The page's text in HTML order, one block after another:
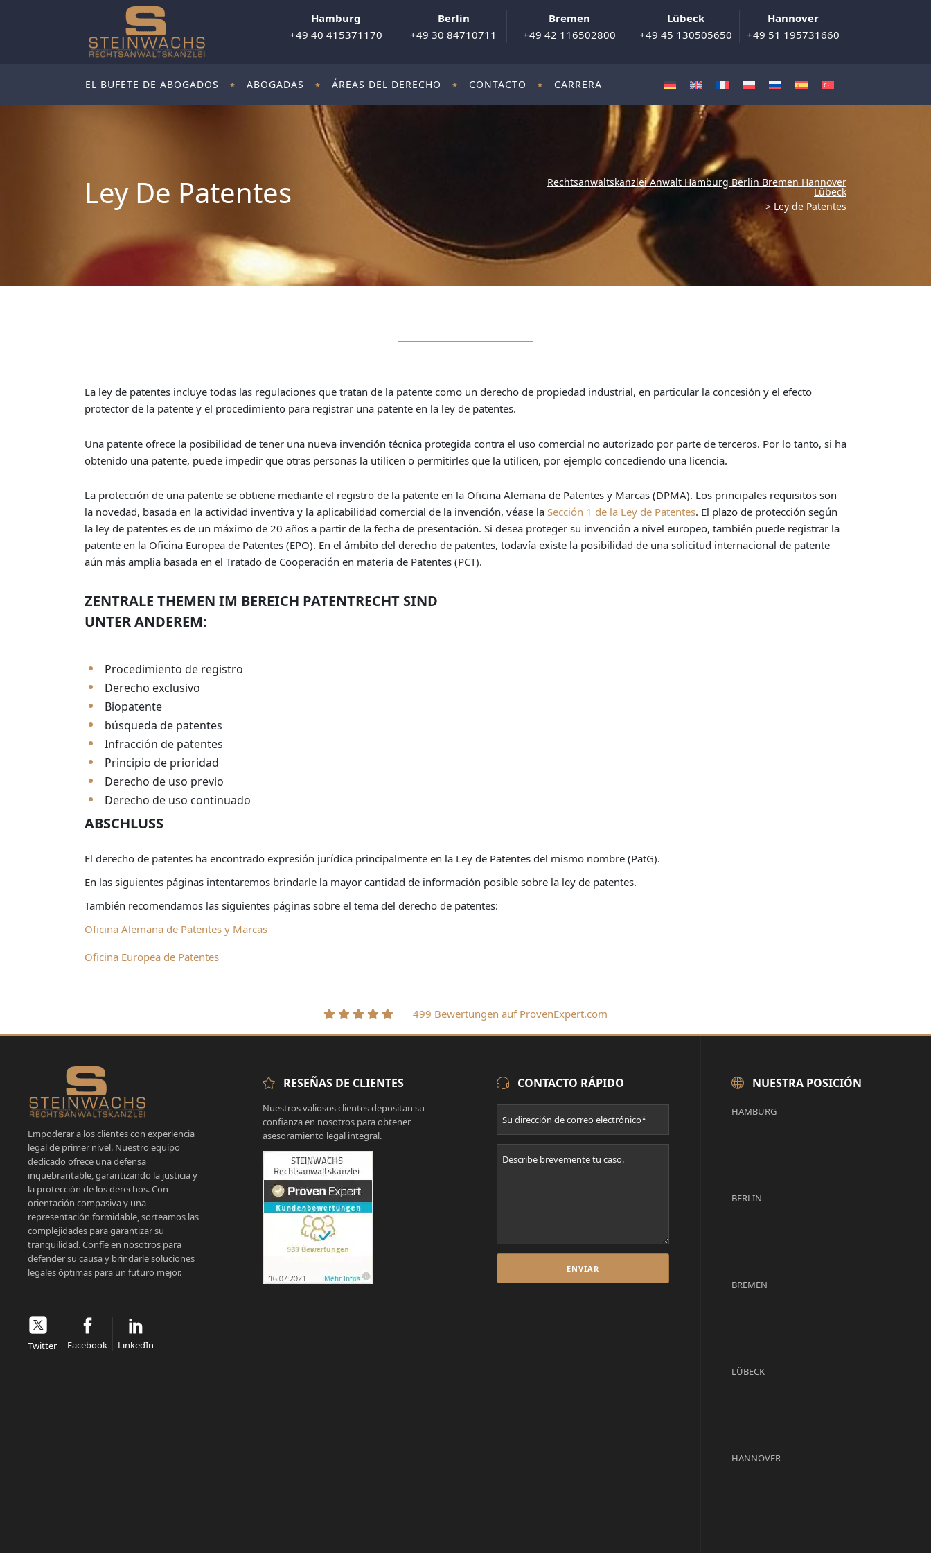
Hamburg
+49 40 415371170
Berlin
+49 30 84710711
Bremen
+49 42 116502800
Lübeck
+49 45 130505650
Hannover
+49 51 195731660
EL BUFETE DE ABOGADOS ABOGADAS ÁREAS DEL DERECHO CONTACTO CARRERA
Ley De Patentes Rechtsanwaltskanzlei Anwalt Hamburg Berlin Bremen Hannover
Lübeck
> Ley de Patentes
La ley de patentes incluye todas las regulaciones que tratan de la patente como un derecho de propiedad industrial, en particular la concesión y el efecto
protector de la patente y el procedimiento para registrar una patente en la ley de patentes.
Una patente ofrece la posibilidad de tener una nueva invención técnica protegida contra el uso comercial no autorizado por parte de terceros. Por lo tanto, si ha
obtenido una patente, puede impedir que otras personas la utilicen o permitirles que la utilicen, por ejemplo concediendo una licencia.
La protección de una patente se obtiene mediante el registro de la patente en la Oficina Alemana de Patentes y Marcas (DPMA). Los principales requisitos son
la novedad, basada en la actividad inventiva y la aplicabilidad comercial de la invención, véase la Sección 1 de la Ley de Patentes. El plazo de protección según
la ley de patentes es de un máximo de 20 años a partir de la fecha de presentación. Si desea proteger su invención a nivel europeo, también puede registrar la
patente en la Oficina Europea de Patentes (EPO). En el ámbito del derecho de patentes, todavía existe la posibilidad de una solicitud internacional de patente
aún más amplia basada en el Tratado de Cooperación en materia de Patentes (PCT).
ZENTRALE THEMEN IM BEREICH PATENTRECHT SIND
UNTER ANDEREM:
Procedimiento de registro
Derecho exclusivo
Biopatente
búsqueda de patentes
Infracción de patentes
Principio de prioridad
Derecho de uso previo
Derecho de uso continuado
ABSCHLUSS
El derecho de patentes ha encontrado expresión jurídica principalmente en la Ley de Patentes del mismo nombre (PatG).
En las siguientes páginas intentaremos brindarle la mayor cantidad de información posible sobre la ley de patentes.
También recomendamos las siguientes páginas sobre el tema del derecho de patentes:
Oficina Alemana de Patentes y Marcas
Oficina Europea de Patentes
499 Bewertungen auf ProvenExpert.com
Empoderar a los clientes con experiencia
legal de primer nivel. Nuestro equipo
dedicado ofrece una defensa
inquebrantable, garantizando la justicia y
la protección de los derechos. Con
orientación compasiva y una
representación formidable, sorteamos las
complejidades para garantizar su
tranquilidad. Confíe en nosotros para
defender su causa y brindarle soluciones
legales óptimas para un futuro mejor.
Twitter Facebook LinkedIn
RESEÑAS DE CLIENTES
Nuestros valiosos clientes depositan su
confianza en nosotros para obtener
asesoramiento legal integral.
CONTACTO RÁPIDO NUESTRA POSICIÓN
HAMBURG
BERLIN
BREMEN
LÜBECK
HANNOVER